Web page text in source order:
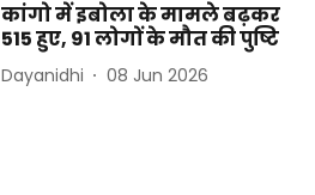
कांगो में इबोला के मामले बढ़कर
515 हुए, 91 लोगों के मौत की पुष्टि
Dayanidhi 08 Jun 2026